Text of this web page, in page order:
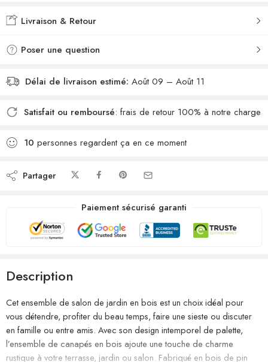
Ajouté à la liste de
Livraison & Retour
Poser une question
Délai de livraison estimé: Août 09 – Août 11
Satisfait ou remboursé: frais de retour 100% à notre charge
10 personnes regardent ça en ce moment
Partager
Paiement sécurisé garanti
Description
Cet ensemble de salon de jardin en bois est un choix idéal pour
vous détendre, profiter du beau temps, faire une sieste ou discuter
en famille ou entre amis. Avec son design intemporel de palette,
l’ensemble de canapés en bois ajoute une touche de charme
rustique à votre terrasse, jardin ou salon. Fabriqué en bois de pin